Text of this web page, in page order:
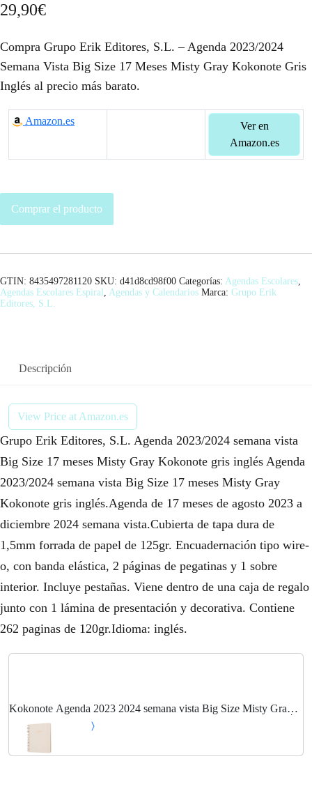
29,90€
Compra Grupo Erik Editores, S.L. – Agenda 2023/2024
Semana Vista Big Size 17 Meses Misty Gray Kokonote Gris
Inglés al precio más barato.
Amazon.es
Ver en
Amazon.es
Comprar el producto
GTIN: 8435497281120 SKU: d41d8cd98f00 Categorías: Agendas Escolares,
Agendas Escolares Espiral , Agendas y Calendarios Marca: Grupo Erik
Editores, S.L.
Descripción
View Price at Amazon.es
Grupo Erik Editores, S.L. Agenda 2023/2024 semana vista
Big Size 17 meses Misty Gray Kokonote gris inglés Agenda
2023/2024 semana vista Big Size 17 meses Misty Gray
Kokonote gris inglés.Agenda de 17 meses de agosto 2023 a
diciembre 2024 semana vista.Cubierta de tapa dura de
1,5mm forrada de papel de 125gr. Encuadernación tipo wire-
o, con banda elástica, 2 páginas de pegatinas y 1 sobre
interior. Incluye pestañas. Viene dentro de una caja de regalo
junto con 1 lámina de presentación y decorativa. Contiene
262 paginas de 120gr.Idioma: inglés.
Kokonote Agenda 2023 2024 semana vista Big Size Misty Gray -
Agenda escritorio - Agenda escolar 2023 2024 - Agenda beige │
Agenda semana vista 17 meses -...